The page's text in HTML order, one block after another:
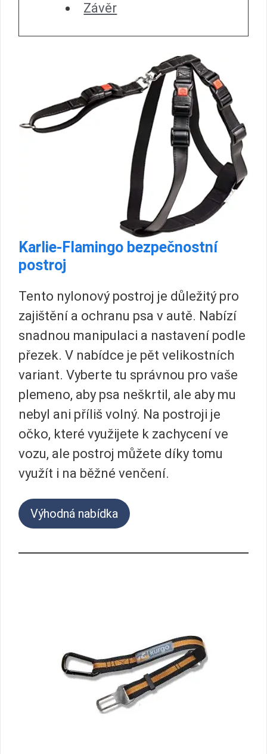
Závěr
Karlie-Flamingo bezpečnostní
postroj
Tento nylonový postroj je důležitý pro
zajištění a ochranu psa v autě. Nabízí
snadnou manipulaci a nastavení podle
přezek. V nabídce je pět velikostních
variant. Vyberte tu správnou pro vaše
plemeno, aby psa neškrtil, ale aby mu
nebyl ani příliš volný. Na postroji je
očko, které využijete k zachycení ve
vozu, ale postroj můžete díky tomu
využít i na běžné venčení.
Výhodná nabídka